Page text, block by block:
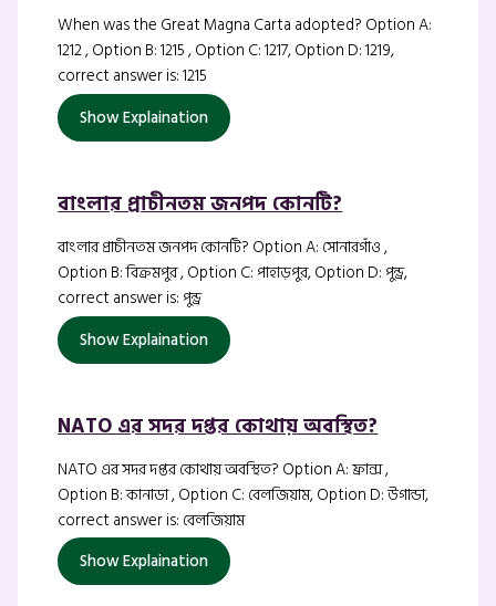
When was the Great Magna Carta adopted? Option A:
1212 , Option B: 1215 , Option C: 1217, Option D: 1219,
correct answer is: 1215
Show Explaination
বাংলার প্রাচীনতম জনপদ কোনটি?
বাংলার প্রাচীনতম জনপদ কোনটি? Option A: সোনারগাঁও ,
Option B: বিক্রমপুর , Option C: পাহাড়পুর, Option D: পুন্ড্র,
correct answer is: পুন্ড্র
Show Explaination
NATO এর সদর দপ্তর কোথায় অবস্থিত?
NATO এর সদর দপ্তর কোথায় অবস্থিত? Option A: ফ্রান্স ,
Option B: কানাডা , Option C: বেলজিয়াম, Option D: উগান্ডা,
correct answer is: বেলজিয়াম
Show Explaination